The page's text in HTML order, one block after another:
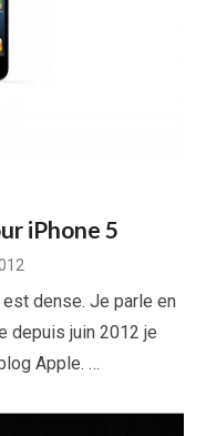
iPhone 5
est dense. Je parle en
depuis juin 2012 je
Apple. …